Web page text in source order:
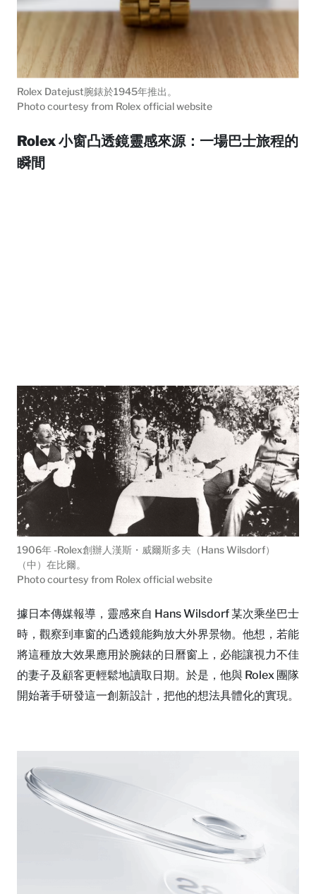
Rolex Datejust腕錶於1945年推出。
Photo courtesy from Rolex official website
Rolex 小窗凸透鏡靈感來源：一場巴士旅程的
瞬間
1906年 -Rolex創辦人漢斯・威爾斯多夫（Hans Wilsdorf）
（中）在比爾。
Photo courtesy from Rolex official website
據日本傳媒報導，靈感來自 Hans Wilsdorf 某次乘坐巴士
時，觀察到車窗的凸透鏡能夠放大外界景物。他想，若能
將這種放大效果應用於腕錶的日曆窗上，必能讓視力不佳
的妻子及顧客更輕鬆地讀取日期。於是，他與 Rolex 團隊
開始著手研發這一創新設計，把他的想法具體化的實現。